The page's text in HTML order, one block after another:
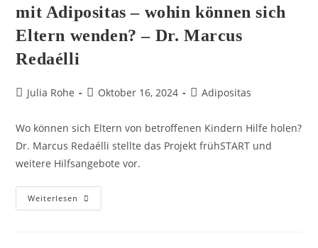
mit Adipositas – wohin können sich
Eltern wenden? – Dr. Marcus
Redaélli
Julia Rohe Oktober 16, 2024 Adipositas
Wo können sich Eltern von betroffenen Kindern Hilfe holen?
Dr. Marcus Redaélli stellte das Projekt frühSTART und
weitere Hilfsangebote vor.
Weiterlesen